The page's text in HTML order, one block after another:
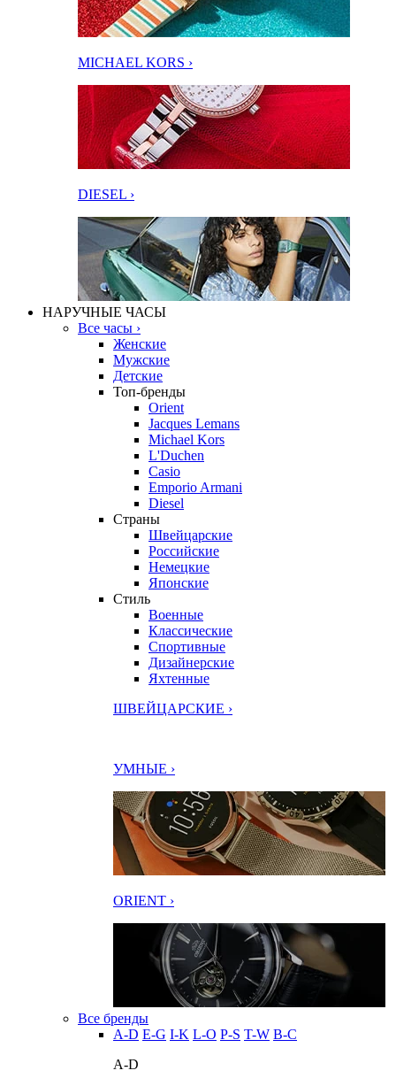
MICHAEL KORS ›
DIESEL ›
НАРУЧНЫЕ ЧАСЫ
Все часы ›
Женские
Мужские
Детские
Топ-бренды
Orient
Jacques Lemans
Michael Kors
L'Duchen
Casio
Emporio Armani
Diesel
Страны
Швейцарские
Российские
Немецкие
Японские
Стиль
Военные
Классические
Спортивные
Дизайнерские
Яхтенные
ШВЕЙЦАРСКИЕ ›
УМНЫЕ ›
ORIENT ›
Все бренды
A-D E-G I-K L-O P-S T-W В-С
A-D